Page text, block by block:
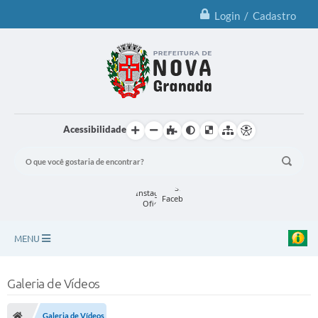
Login / Cadastro
Acessibilidade
MENU
Galeria de Vídeos
Galeria de Vídeos